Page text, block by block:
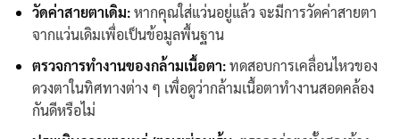
วัดค่าสายตาเดิม:หากคุณใส่แว่นอยู่แล้ว จะมีการวัดค่าสายตา
จากแว่นเดิมเพื่อเป็นข้อมูลพื้นฐาน
ตรวจการทำงานของกล้ามเนื้อตา:ทดสอบการเคลื่อนไหวของ
ดวงตาในทิศทางต่าง ๆ เพื่อดูว่ากล้ามเนื้อตาทำงานสอดคล้อง
กันดีหรือไม่